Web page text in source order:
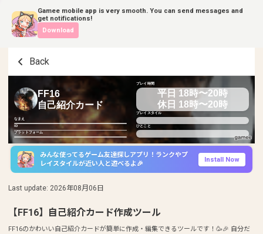
Gamee mobile app is very smooth. You can send messages and
get notifications!
Download
Back
FF16
自己紹介カード
なまえ
ID
プラットフォーム
プレイ時間
平日 18時〜20時
休日 18時〜20時
プレイスタイル
ひとこと
みんな使ってるゲーム友達探しアプリ！ランクやプ
レイスタイルが近い人と遊べるよ🎉
Install Now
Last update: 2026年08月06日
【FF16】自己紹介カード作成ツール
FF16のかわいい自己紹介カードが簡単に作成・編集できるツールです！🥳🎉 自分だ